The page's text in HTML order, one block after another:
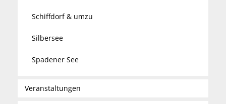
Schiffdorf & umzu
Silbersee
Spadener See
Veranstaltungen